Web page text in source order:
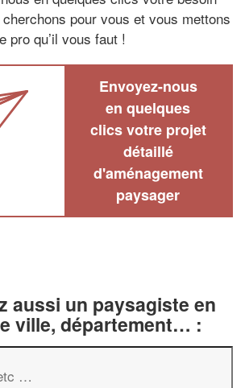
pour vous et vous mettons
pro qu’il vous faut !
Envoyez-nous
en quelques
clics votre projet
détaillé
d'aménagement
paysager
aussi un paysagiste en
ville, département… :